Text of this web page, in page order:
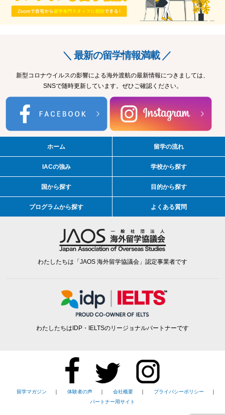
＼ 最新の留学情報満載 ／
新型コロナウイルスの影響による海外渡航の最新情報につきましては、
SNSで随時更新しています。ぜひご確認ください。
ホーム 留学の流れ
IACの強み 学校から探す
国から探す 目的から探す
プログラムから探す よくある質問
わたしたちは「JAOS 海外留学協議会」認定事業者です
わたしたちはIDP・IELTSのリージョナルパートナーです
留学マガジン ｜ 体験者の声 ｜ 会社概要 ｜ プライバシーポリシー
｜
パートナー用サイト